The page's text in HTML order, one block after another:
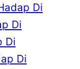
Di
Di
Di
Di